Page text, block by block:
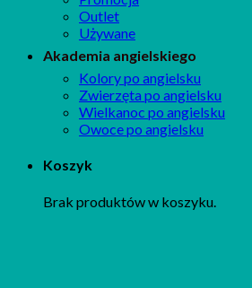
Outlet
Używane
Akademia angielskiego
Kolory po angielsku
Zwierzęta po angielsku
Wielkanoc po angielsku
Owoce po angielsku
Koszyk
Brak produktów w koszyku.